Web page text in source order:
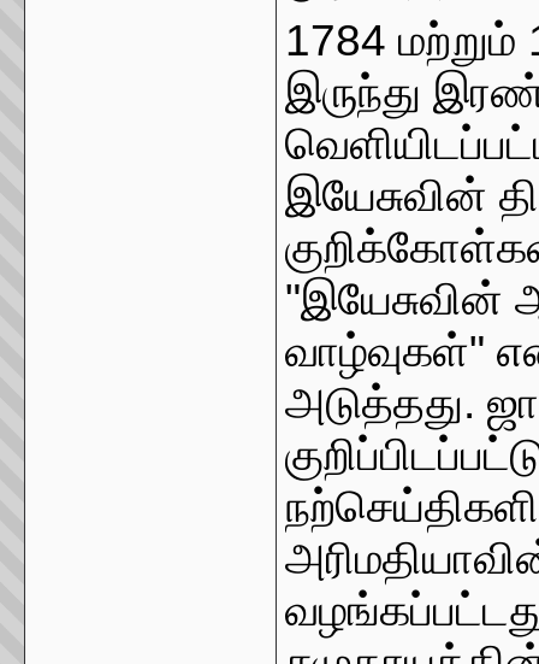
1784 மற்றும்
இருந்து
இயேசுவின்
வாழ்வுகள்"
அடுத்தது.